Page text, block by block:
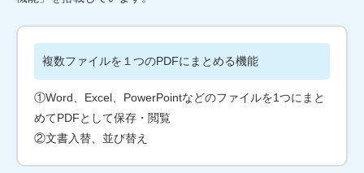
複数ファイルを１つのPDFにまとめる機能
①Word、Excel、PowerPointなどのファイルを1つにまと
めてPDFとして保存・閲覧
②文書入替、並び替え